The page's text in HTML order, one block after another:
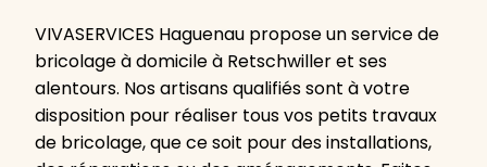
VIVASERVICES Haguenau propose un service de
bricolage à domicile à Retschwiller et ses
alentours. Nos artisans qualifiés sont à votre
disposition pour réaliser tous vos petits travaux
de bricolage, que ce soit pour des installations,